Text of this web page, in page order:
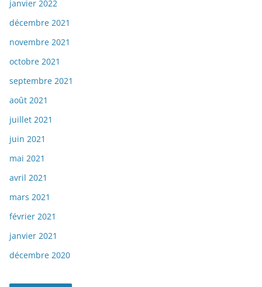
janvier 2022
décembre 2021
novembre 2021
octobre 2021
septembre 2021
août 2021
juillet 2021
juin 2021
mai 2021
avril 2021
mars 2021
février 2021
janvier 2021
décembre 2020